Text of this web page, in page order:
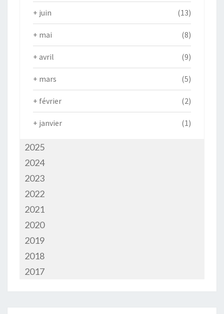
+ juin (13)
+ mai (8)
+ avril (9)
+ mars (5)
+ février (2)
+ janvier (1)
2025
2024
2023
2022
2021
2020
2019
2018
2017